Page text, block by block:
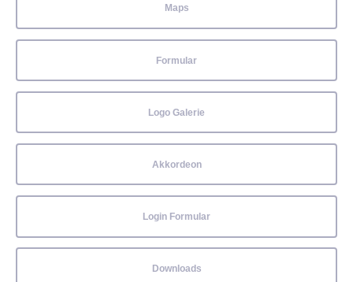
Maps
Formular
Logo Galerie
Akkordeon
Login Formular
Downloads